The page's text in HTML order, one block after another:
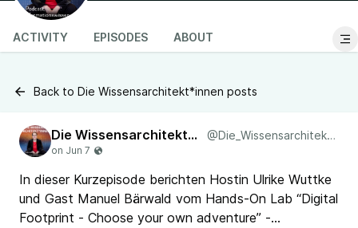
ACTIVITY EPISODES ABOUT
Back to Die Wissensarchitekt*innen posts
Die Wissensarchitekt*innen @Die_Wissensarchitekt_innen
In dieser Kurzepisode berichten Hostin Ulrike Wuttke
und Gast Manuel Bärwald vom Hands-On Lab “Digital
Footprint - Choose your own adventure” -